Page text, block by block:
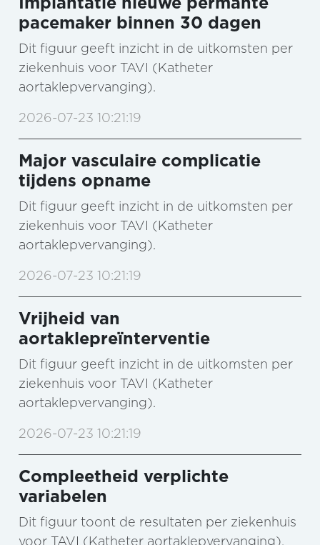
pacemaker binnen 30 dagen
Dit figuur geeft inzicht in de uitkomsten per
ziekenhuis voor TAVI (Katheter
aortaklepvervanging).
2026-07-23 10:21:19
Major vasculaire complicatie
tijdens opname
Dit figuur geeft inzicht in de uitkomsten per
ziekenhuis voor TAVI (Katheter
aortaklepvervanging).
2026-07-23 10:21:19
Vrijheid van
aortaklepreïnterventie
Dit figuur geeft inzicht in de uitkomsten per
ziekenhuis voor TAVI (Katheter
aortaklepvervanging).
2026-07-23 10:21:19
Compleetheid verplichte
variabelen
Dit figuur toont de resultaten per ziekenhuis
voor TAVI (Katheter aortaklepvervanging).